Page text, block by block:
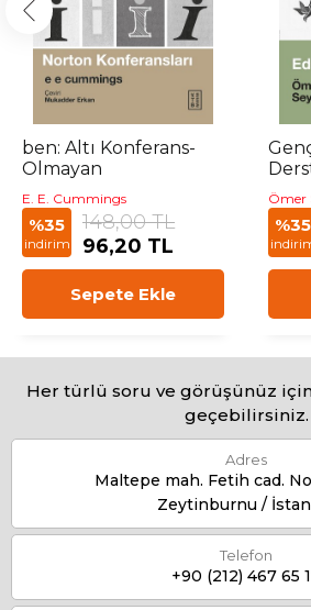
ben: Altı Konferans-
Olmayan
E. E. Cummings
%35
indirim
148,00 TL
96,20 TL
Sepete Ekle
Ömer
%35
Her türlü soru ve görüşünüz
geçebilirsiniz.
Adres
Maltepe mah. Fetih cad.
Zeytinburnu /
Telefon
+90 (212) 467 65